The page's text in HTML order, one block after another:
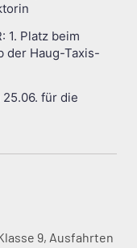
1. Platz beim
der Haug-Taxis-
für die
9, Ausfahrten